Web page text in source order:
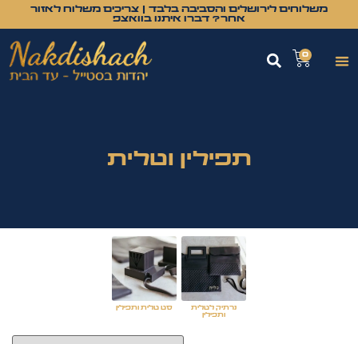
משלוחים לירושלים והסביבה בלבד | צריכים משלוח לאזור
אחר? דברו איתנו בוואצפ
0
תפילין וטלית
( 11 )
נרתיק לטלית
ותפילין
( 0 )
סט טלית ותפילין